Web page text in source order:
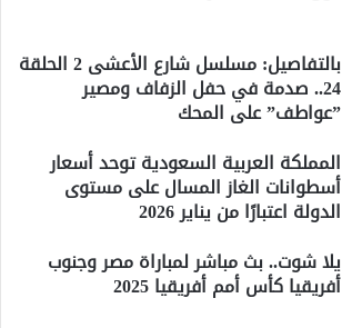
بالتفاصيل: مسلسل شارع الأعشى 2 الحلقة
24.. صدمة في حفل الزفاف ومصير
”عواطف” على المحك
المملكة العربية السعودية توحد أسعار
أسطوانات الغاز المسال على مستوى
الدولة اعتبارًا من يناير 2026
يلا شوت.. بث مباشر لمباراة مصر وجنوب
أفريقيا كأس أمم أفريقيا 2025